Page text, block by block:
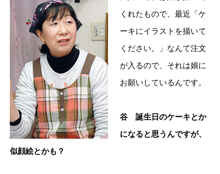
くれたもので、最近「ケ
ーキにイラストを描いて
ください。」なんて注文
が入るので、それは娘に
お願いしているんです。
谷 誕生日のケーキとか
になると思うんですが、
似顔絵とかも？